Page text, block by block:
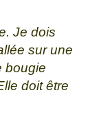
Je dois
sur une
bougie
doit être